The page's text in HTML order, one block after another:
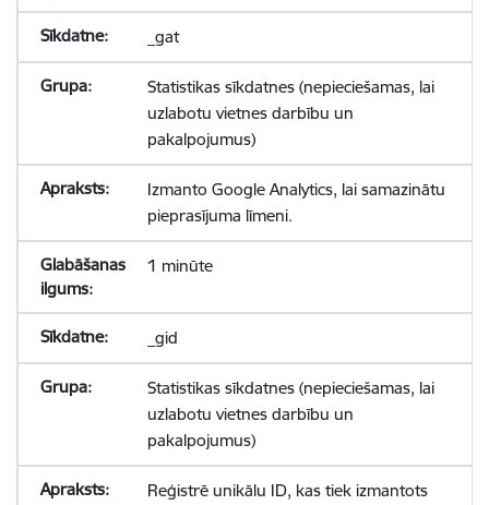
_gat
Statistikas sīkdatnes (nepieciešamas, lai
uzlabotu vietnes darbību un
pakalpojumus)
Izmanto Google Analytics, lai samazinātu
pieprasījuma līmeni.
1 minūte
_gid
Statistikas sīkdatnes (nepieciešamas, lai
uzlabotu vietnes darbību un
pakalpojumus)
Reģistrē unikālu ID, kas tiek izmantots